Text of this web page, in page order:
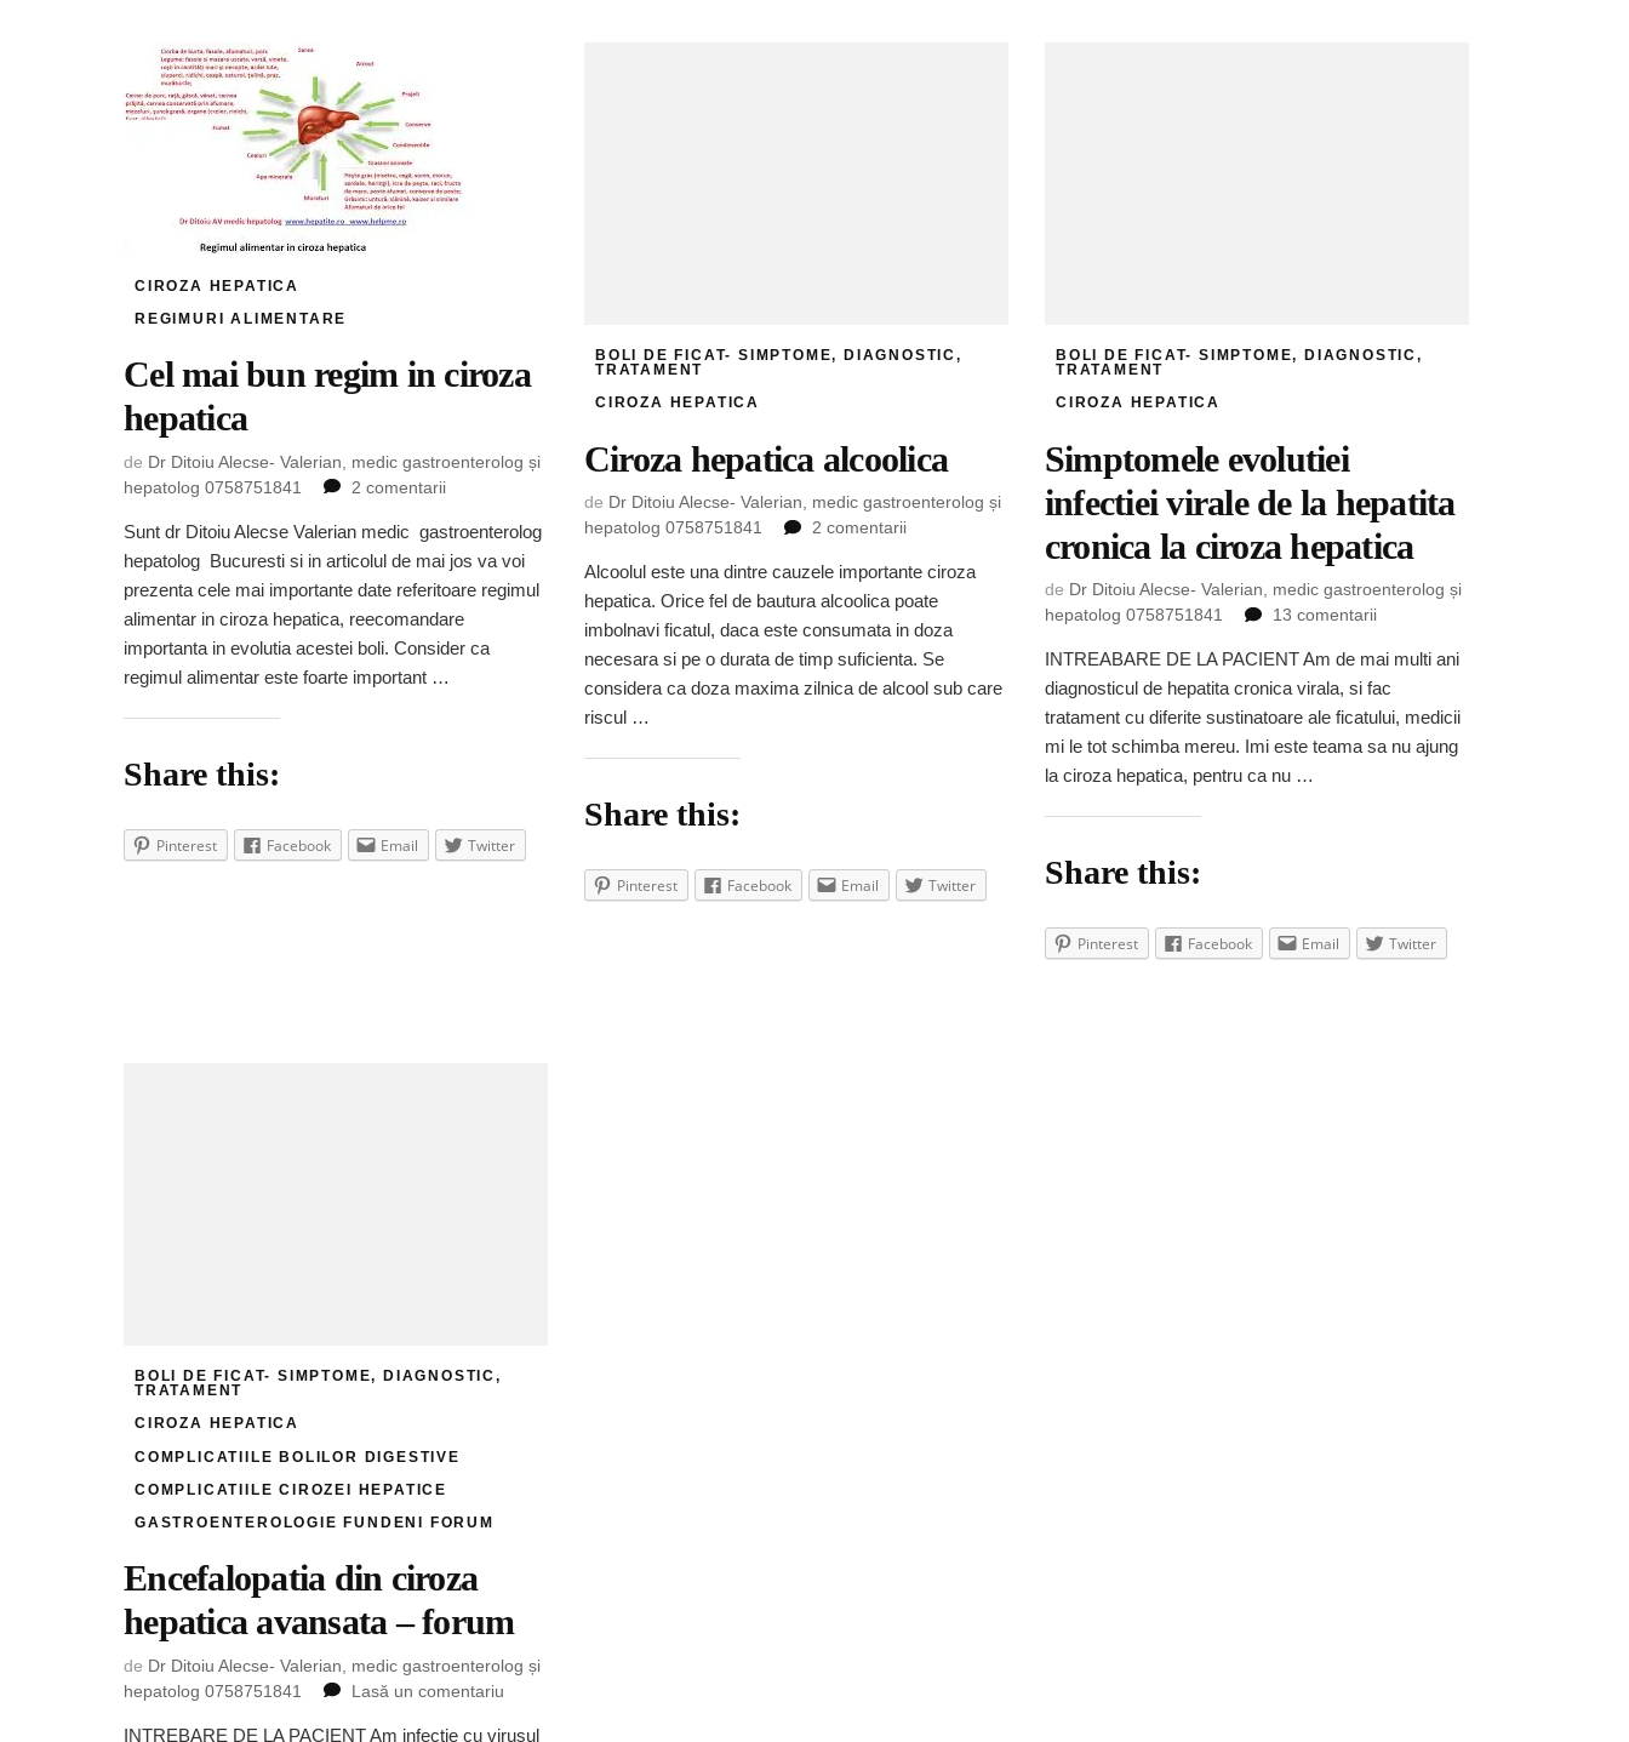
CIROZA HEPATICA
REGIMURI ALIMENTARE
Cel mai bun regim in ciroza
hepatica
de Dr Ditoiu Alecse- Valerian, medic gastroenterolog și
hepatolog 0758751841
2 comentariila
mai
bun
regim
in
ciroza
Sunt dr Ditoiu Alecse Valerian medic gastroenterolog
hepatolog Bucuresti si in articolul de mai jos va voi
prezenta cele mai importante date referitoare regimul
alimentar in ciroza hepatica, reecomandare
importanta in evolutia acestei boli. Consider ca
regimul alimentar este foarte important …
Share this:
Pinterest Facebook Email Twitter
BOLI DE FICAT- SIMPTOME, DIAGNOSTIC,
TRATAMENT
CIROZA HEPATICA
Ciroza hepatica alcoolica
de Dr Ditoiu Alecse- Valerian, medic gastroenterolog și
hepatolog 0758751841
2 comentariila
hepatica
alcoolica
Alcoolul este una dintre cauzele importante ciroza
hepatica. Orice fel de bautura alcoolica poate
imbolnavi ficatul, daca este consumata in doza
necesara si pe o durata de timp suficienta. Se
considera ca doza maxima zilnica de alcool sub care
riscul …
Share this:
Pinterest Facebook Email Twitter
BOLI DE FICAT- SIMPTOME, DIAGNOSTIC,
TRATAMENT
CIROZA HEPATICA
Simptomele evolutiei
infectiei virale de la hepatita
cronica la ciroza hepatica
de Dr Ditoiu Alecse- Valerian, medic gastroenterolog și
hepatolog 0758751841
13 comentariila
evolutiei
infectiei
virale
de
INTREABARE DE LA PACIENT Am de mai multi ani
diagnosticul de hepatita cronica virala, si fac
tratament cu diferite sustinatoare ale ficatului, medicii
mi le tot schimba mereu. Imi este teama sa nu ajung
la ciroza hepatica, pentru ca nu …
Share this:
Pinterest Facebook Email Twitter
BOLI DE FICAT- SIMPTOME, DIAGNOSTIC,
TRATAMENT
CIROZA HEPATICA
COMPLICATIILE BOLILOR DIGESTIVE
COMPLICATIILE CIROZEI HEPATICE
GASTROENTEROLOGIE FUNDENI FORUM
Encefalopatia din ciroza
hepatica avansata – forum
de Dr Ditoiu Alecse- Valerian, medic gastroenterolog și
hepatolog 0758751841
Lasă un comentariu
INTREBARE DE LA PACIENT Am infectie cu virusul